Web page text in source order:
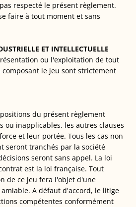
respecté le présent règlement.
faire à tout moment et sans
ET INTELLECTUELLE
ou l'exploitation de tout
le jeu sont strictement
du présent règlement
ou inapplicables, les autres clauses
et leur portée. Tous les cas non
seront tranchés par la société
seront sans appel. La loi
est la loi française. Tout
de ce jeu fera l'objet d'une
A défaut d'accord, le litige
compétentes conformément